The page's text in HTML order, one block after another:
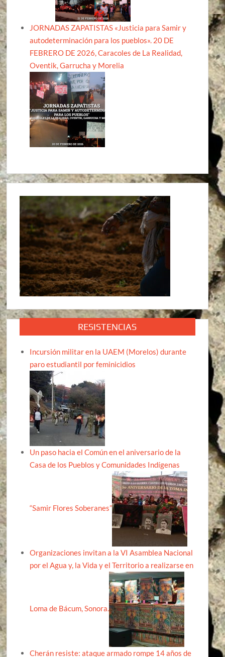
JORNADAS ZAPATISTAS «Justicia para Samir y
autodeterminación para los pueblos». 20 DE
FEBRERO DE 2026, Caracoles de La Realidad,
Oventik, Garrucha y Morelia
RESISTENCIAS
Incursión militar en la UAEM (Morelos) durante
paro estudiantil por feminicidios
Un paso hacia el Común en el aniversario de la
Casa de los Pueblos y Comunidades Indígenas
“Samir Flores Soberanes”
Organizaciones invitan a la VI Asamblea Nacional
por el Agua y, la Vida y el Territorio a realizarse en
Loma de Bácum, Sonora.
Cherán resiste: ataque armado rompe 14 años de